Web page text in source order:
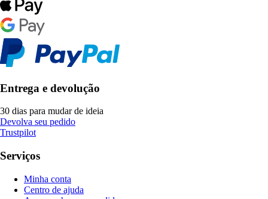
Entrega e devolução
30 dias para mudar de ideia
Devolva seu pedido
Trustpilot
Serviços
Minha conta
Centro de ajuda